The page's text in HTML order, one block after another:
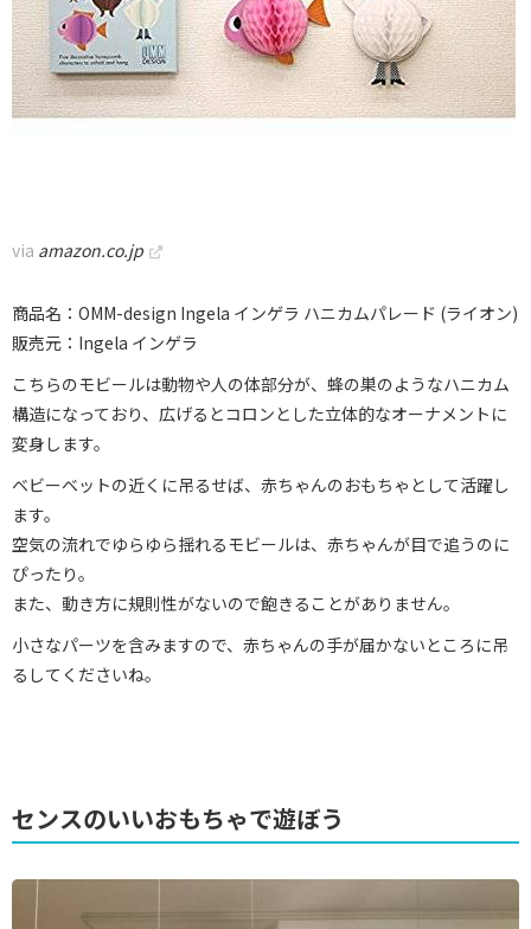
via amazon.co.jp
商品名：OMM-design Ingela インゲラ ハニカムパレード (ライオン)
販売元：Ingela インゲラ
こちらのモビールは動物や人の体部分が、蜂の巣のようなハニカム
構造になっており、広げるとコロンとした立体的なオーナメントに
変身します。
ベビーベットの近くに吊るせば、赤ちゃんのおもちゃとして活躍し
ます。
空気の流れでゆらゆら揺れるモビールは、赤ちゃんが目で追うのに
ぴったり。
また、動き方に規則性がないので飽きることがありません。
小さなパーツを含みますので、赤ちゃんの手が届かないところに吊
るしてくださいね。
センスのいいおもちゃで遊ぼう